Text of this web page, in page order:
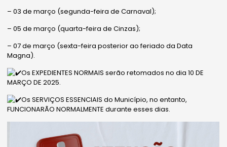
– 03 de março (segunda-feira de Carnaval);
– 05de março (quarta-feira de Cinzas);
– 07 de março (sexta-feira posterior ao feriado da Data
Magna).
Os EXPEDIENTES NORMAIS serão retomados no dia 10 DE
MARÇO DE 2025.
Os SERVIÇOS ESSENCIAIS do Município, no entanto,
FUNCIONARÃO NORMALMENTE durante esses dias.